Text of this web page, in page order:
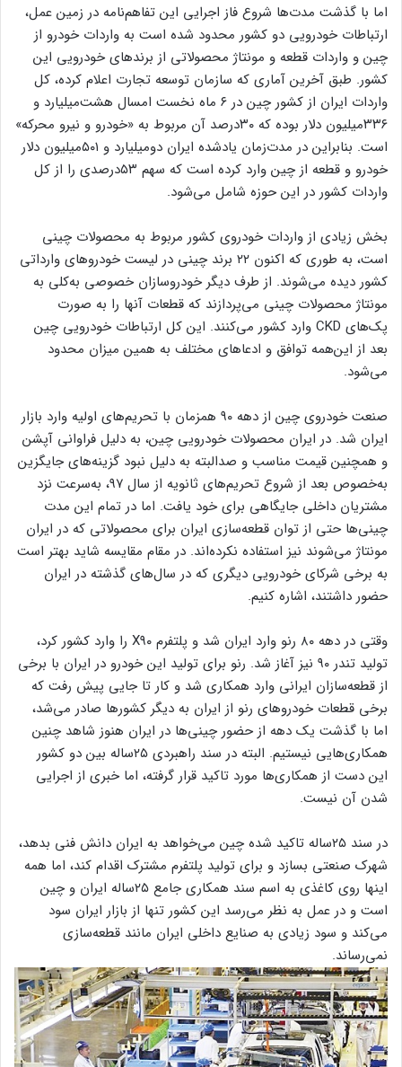
اما با گذشت مدت‌ها شروع فاز اجرایی این تفاهم‌نامه در زمین عمل،
ارتباطات خودرویی دو کشور محدود شده است به واردات خودرو از
چین و واردات قطعه و مونتاژ محصولاتی از برندهای خودرویی این
کشور. طبق آخرین آماری که سازمان توسعه تجارت اعلام کرده، کل
واردات ایران از کشور چین در ۶ ماه نخست امسال هشت‌میلیارد و
۳۳۶میلیون دلار بوده که ۳۰درصد آن مربوط به «خودرو و نیرو محرکه»
است. بنابراین در مدت‌زمان یادشده ایران دو‌میلیارد و ۵۰۱میلیون دلار
خودرو و قطعه از چین وارد کرده است که سهم ۵۳درصدی را از کل
واردات کشور در این حوزه شامل می‌شود.
بخش زیادی از واردات خودروی کشور مربوط به محصولات چینی
است، به طوری که اکنون ۲۲ برند چینی در لیست خودروهای وارداتی
کشور دیده می‌شوند. از طرف دیگر خودروسازان خصوصی به‌کلی به
مونتاژ محصولات چینی می‌پردازند که قطعات آنها را به صورت
پک‌های CKD وارد کشور می‌کنند. این کل ارتباطات خودرویی چین
بعد از این‌همه توافق و ادعاهای مختلف به همین میزان محدود
می‌شود.
صنعت خودروی چین از دهه ۹۰ همزمان با تحریم‌های اولیه وارد بازار
ایران شد. در ایران محصولات خودرویی چین، به دلیل فراوانی آپشن
و همچنین قیمت مناسب و صدالبته به دلیل نبود گزینه‌های جایگزین
به‌خصوص بعد از شروع تحریم‌های ثانویه از سال ۹۷، به‌سرعت نزد
مشتریان داخلی جایگاهی برای خود یافت. اما در تمام این مدت
چینی‌ها حتی از توان قطعه‌سازی ایران برای محصولاتی که در ایران
مونتاژ می‌شوند نیز استفاده نکرده‌اند. در مقام مقایسه شاید بهتر است
به برخی شرکای خودرویی دیگری که در سال‌های گذشته در ایران
حضور داشتند، اشاره کنیم.
وقتی در دهه ۸۰ رنو وارد ایران شد و پلتفرم X۹۰ را وارد کشور کرد،
تولید تندر ۹۰ نیز آغاز شد. رنو برای تولید این خودرو در ایران با برخی
از قطعه‌سازان ایرانی وارد همکاری شد و کار تا جایی پیش رفت که
برخی قطعات خودروهای رنو از ایران به دیگر کشورها صادر می‌شد،
اما با گذشت یک دهه از حضور چینی‌ها در ایران هنوز شاهد چنین
همکاری‌هایی نیستیم. البته در سند راهبردی ۲۵ساله بین دو کشور
این دست از همکاری‌ها مورد تاکید قرار گرفته، اما خبری از اجرایی
شدن آن نیست.
در سند ۲۵ساله تاکید شده چین می‌خواهد به ایران دانش فنی بدهد،
شهرک صنعتی بسازد و برای تولید پلتفرم مشترک اقدام کند، اما همه
اینها روی کاغذی به اسم سند همکاری جامع ۲۵ساله ایران و چین
است و در عمل به نظر می‌رسد این کشور تنها از بازار ایران سود
می‌کند و سود زیادی به صنایع داخلی ایران مانند قطعه‌سازی
نمی‌رساند.